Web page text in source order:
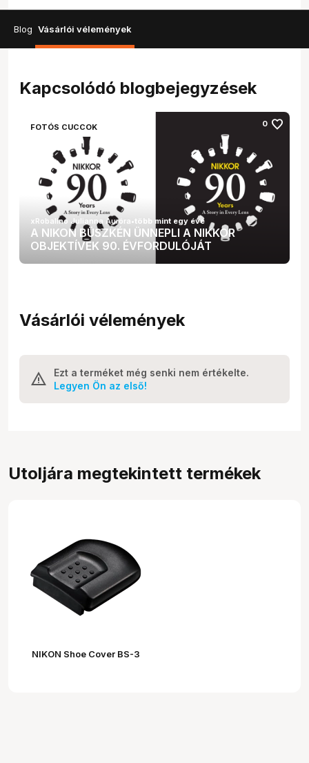
Blog Vásárlói vélemények
Kapcsolódó blogbejegyzések
FOTÓS CUCCOK 0 favorite
A NIKON BÜSZKÉN ÜNNEPLI A NIKKOR
OBJEKTÍVEK 90. ÉVFORDULÓJÁT
xRobalino Julianna Auróra•több mint egy éve
Vásárlói vélemények
Ezt a terméket még senki nem értékelte.
Legyen Ön az első!
Utoljára megtekintett termékek
NIKON Shoe Cover BS-3